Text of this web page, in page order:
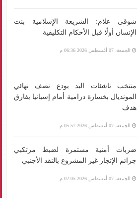
شوقي علام: الشريعة الإسلامية بنت
الإنسان أولًا قبل الأحكام التكليفية
الجمعة، 07 أغسطس 2026 06:36 م
منتخب ناشئات اليد يودع نصف نهائي
المونديال بخسارة درامية أمام إسبانيا بفارق
هدف
الجمعة، 07 أغسطس 2026 05:57 م
ضربات أمنية مستمرة لضبط مرتكبي
جرائم الإتجار غير المشروع بالنقد الأجنبي
الجمعة، 07 أغسطس 2026 02:05 م